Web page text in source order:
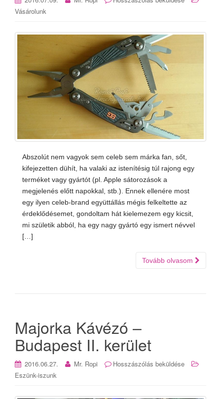
Vásárolunk
Abszolút nem vagyok sem celeb sem márka fan, sőt,
kifejezetten dühít, ha valaki az istenítésig túl rajong egy
terméket vagy gyártót (pl. Apple sátorozások a
megjelenés előtt napokkal, stb.). Ennek ellenére most
egy ilyen celeb-brand együttállás mégis felkeltette az
érdeklődésemet, gondoltam hát kielemezem egy kicsit,
mi születik abból, ha egy nagy gyártó egy ismert névvel
[…]
Tovább olvasom
Majorka Kávézó –
Budapest II. kerület
2016.06.27. Mr. Ropi
Hosszászólás beküldése
Eszünk-iszunk